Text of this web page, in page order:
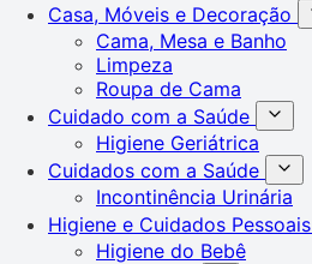
Casa, Móveis e Decoração
Cama, Mesa e Banho
Limpeza
Roupa de Cama
Cuidado com a Saúde
Higiene Geriátrica
Cuidados com a Saúde
Incontinência Urinária
Higiene e Cuidados Pessoais
Higiene do Bebê